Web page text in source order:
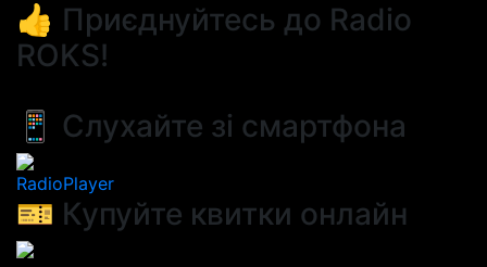
👍 Приєднуйтесь до Radio
ROKS!
📱 Слухайте зі смартфона
RadioPlayer
🎫 Купуйте квитки онлайн